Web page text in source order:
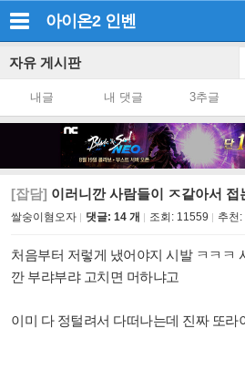
아이온2 인벤
자유 게시판
내글 내 댓글 3추글
[잡담] 이러니깐 사람들이 ㅈ같아서 접
쌀숭이혐오자 댓글: 14 개 조회: 11559 추천:
처음부터 저렇게 냈어야지 시발 ㅋㅋㅋ
깐 부랴부랴 고치면 머하냐고
이미 다 정털려서 다떠나는데 진짜 또라